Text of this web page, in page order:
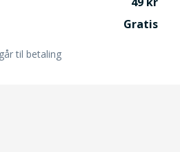
Gratis
til betaling